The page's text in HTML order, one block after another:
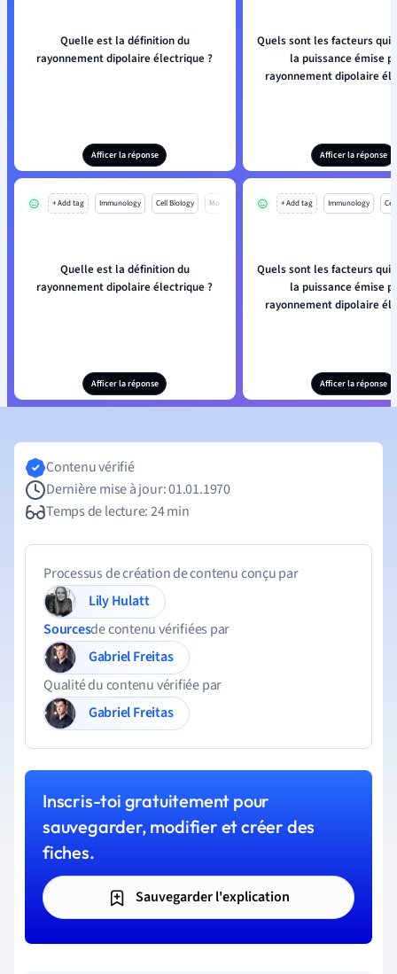
Quelle est la définition du
rayonnement dipolaire électrique ?
Afficer la réponse
Quels sont les facteurs qui
la puissance émise
rayonnement dipolaire
Afficer la réponse
+ Add tag Immunology Cell Biology Mo
Quelle est la définition du
rayonnement dipolaire électrique ?
Afficer la réponse
+ Add tag Immunology
Quels sont les facteurs qui
la puissance émise
rayonnement dipolaire
Afficer la réponse
Contenu vérifié
Dernière mise à jour: 01.01.1970
Temps de lecture: 24 min
Processus de création de contenu conçu par
Lily Hulatt
Sourcesde contenu vérifiées par
Gabriel Freitas
Qualité du contenu vérifiée par
Gabriel Freitas
Inscris-toi gratuitement pour
sauvegarder, modifier et créer des
fiches.
Sauvegarder l'explication